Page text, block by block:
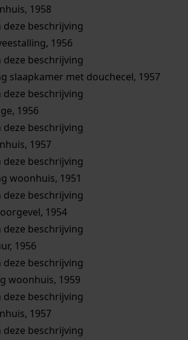
1958
deze beschrijving
1956
deze beschrijving
slaapkamer met douchecel, 1957
deze beschrijving
1956
deze beschrijving
1957
deze beschrijving
woonhuis, 1951
deze beschrijving
1954
deze beschrijving
1956
deze beschrijving
woonhuis, 1959
deze beschrijving
1957
deze beschrijving